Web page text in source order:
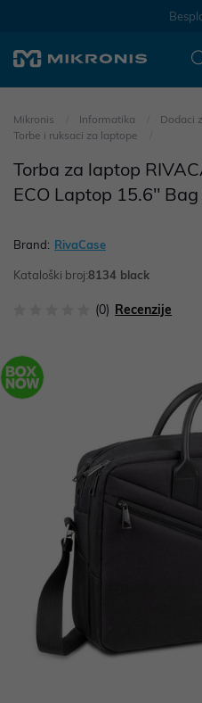
Mikronis Informatika
Dodaci
Torbe i ruksaci za laptope
Torba za laptop
ECO Laptop 15.6" Bag
Brand: RivaCase
Kataloški broj:8134 black
(0) Recenzije